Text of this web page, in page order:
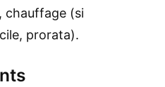
chauffage (si
prorata).